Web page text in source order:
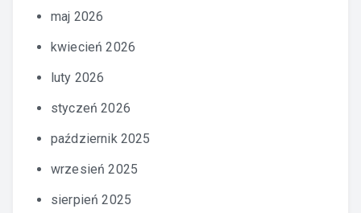
maj 2026
kwiecień 2026
luty 2026
styczeń 2026
październik 2025
wrzesień 2025
sierpień 2025